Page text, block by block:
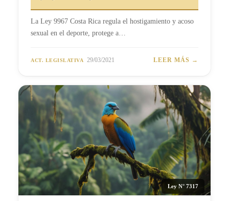
La Ley 9967 Costa Rica regula el hostigamiento y acoso
sexual en el deporte, protege a…
ACT. LEGISLATIVA 29/03/2021 LEER MÁS →
Ley N° 7317